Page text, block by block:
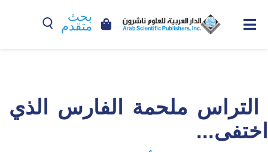
بحث
متقدم
التراس ملحمة الفارس الذي
اختفى...